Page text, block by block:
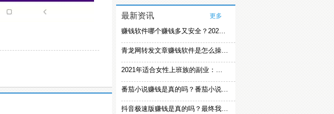
最新资讯 更多
赚钱软件哪个赚钱多又安全？2021精选赚钱软件
青龙网转发文章赚钱软件是怎么操作的？
2021年适合女性上班族的副业：女生在家赚钱兼职推荐
番茄小说赚钱是真的吗？番茄小说怎么操作赚钱
抖音极速版赚钱是真的吗？最终我还是放弃刷视频赚钱